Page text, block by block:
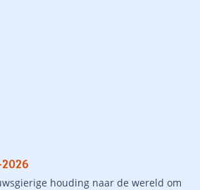
houding naar de wereld om